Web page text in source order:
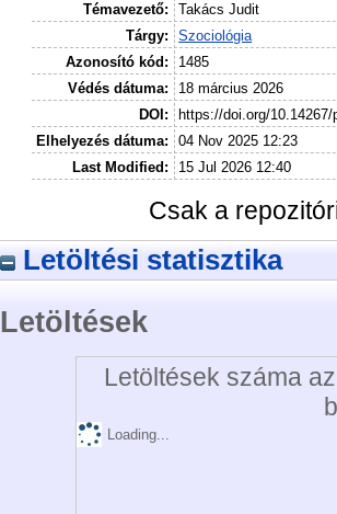
Témavezető:
Takács Judit
Tárgy:
Szociológia
Azonosító kód:
1485
Védés dátuma:
18 március 2026
DOI:
https://doi.org/10.14267/
Elhelyezés dátuma:
04 Nov 2025 12:23
Last Modified:
15 Jul 2026 12:40
Csak a
Letöltési statisztika
Letöltések
Letöltések száma
Loading...